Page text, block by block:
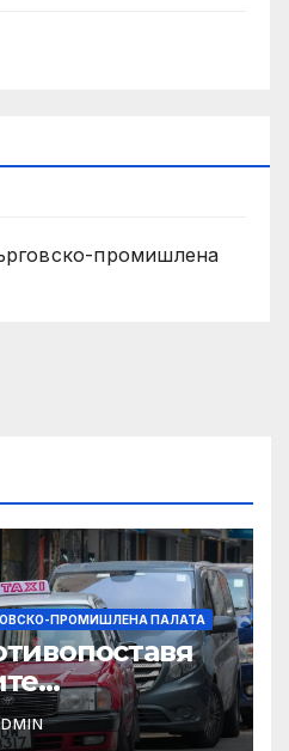
промишлена
ПРОМИШЛЕНА ПАЛАТА
мерки на
с искове за